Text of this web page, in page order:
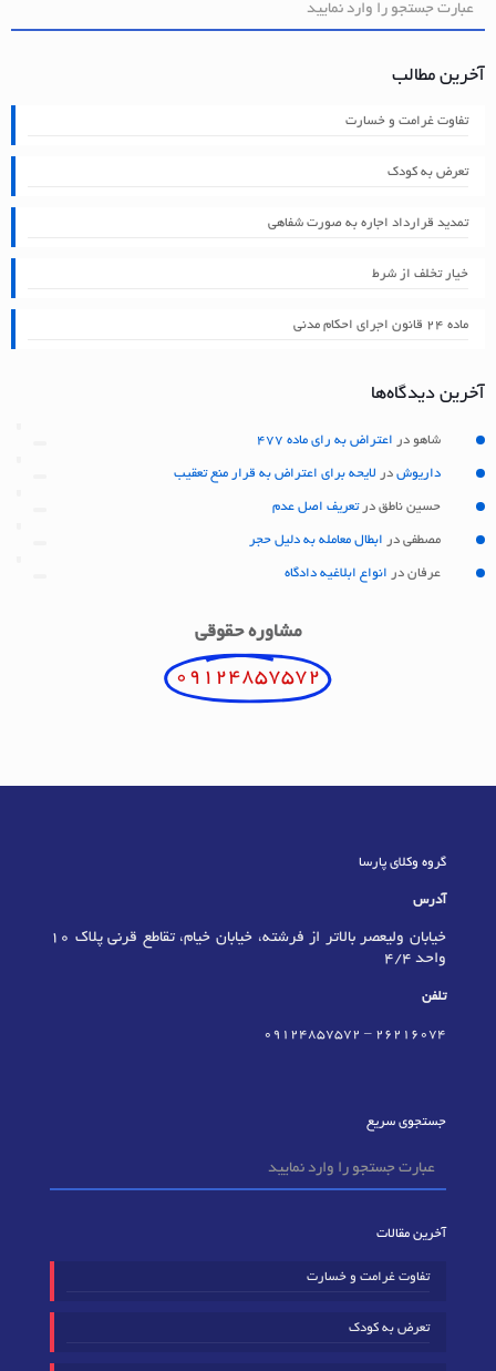
آخرین مطالب
تفاوت غرامت و خسارت
تعرض به کودک
تمدید قرارداد اجاره به صورت شفاهی
خیار تخلف از شرط
ماده ۲۴ قانون اجرای احکام مدنی
آخرین دیدگاه‌ها
شاهو در اعتراض به رای ماده 477
داریوش در لایحه برای اعتراض به قرار منع تعقیب
حسین ناطق درتعریف اصل عدم
مصطفی در ابطال معامله به دلیل حجر
عرفان در انواع ابلاغیه دادگاه
مشاوره حقوقی
09124857572
گروه وکلای پارسا
آدرس
خیابان ولیعصر بالاتر از فرشته، خیابان خیام، تقاطع قرنی پلاک 10
واحد 4/4
تلفن
٢٦٢١٦٠٧٤ –
09124857572
جستجوی سریع
آخرین مقالات
تفاوت غرامت و خسارت
تعرض به کودک